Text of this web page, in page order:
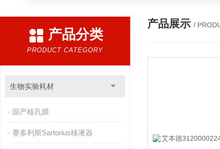
产品分类
PRODUCT CATEGORY
生物实验耗材
国产核孔膜
赛多利斯Sartorius移液器
产品展示 /